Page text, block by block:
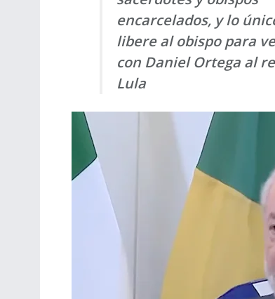
encarcelados, y lo
libere al obispo para
con Daniel Ortega al
Lula